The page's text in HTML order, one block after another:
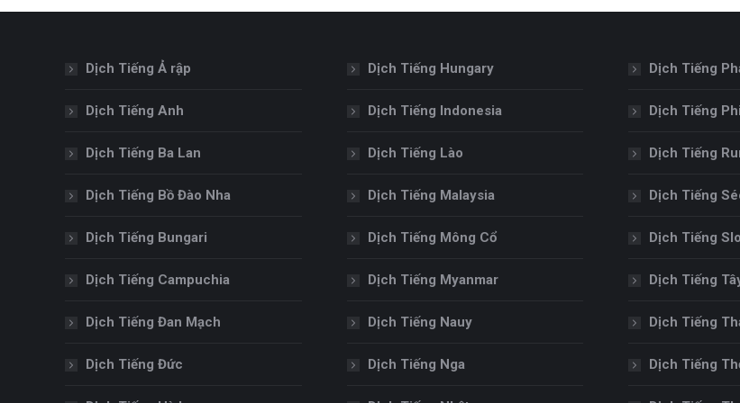
Dịch Tiếng Ả rập
Dịch Tiếng Anh
Dịch Tiếng Ba Lan
Dịch Tiếng Bồ Đào Nha
Dịch Tiếng Bungari
Dịch Tiếng Campuchia
Dịch Tiếng Đan Mạch
Dịch Tiếng Đức
Dịch Tiếng Hungary
Dịch Tiếng Indonesia
Dịch Tiếng Lào
Dịch Tiếng Malaysia
Dịch Tiếng Mông Cổ
Dịch Tiếng Myanmar
Dịch Tiếng Nauy
Dịch Tiếng Nga
Dịch Tiếng
Dịch Tiếng
Dịch Tiếng
Dịch Tiếng
Dịch Tiếng
Dịch Tiếng
Dịch Tiếng
Dịch Tiếng